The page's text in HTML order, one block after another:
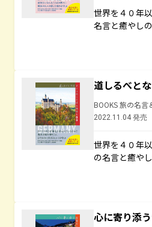
世界を４０年
名言と癒やし
道しるべと
BOOKS 旅の名言
2022.11.04 発売
世界を４０年
の名言と癒や
心に寄り添